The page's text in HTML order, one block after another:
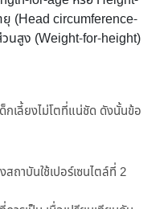
(Head circumference-
นสูง (Weight-for-height)
กเลี้ยงไม่โตที่แน่ชัด ดังนั้นข้อ
ถาบันใช้เปอร์เซนไตล์ที่ 2